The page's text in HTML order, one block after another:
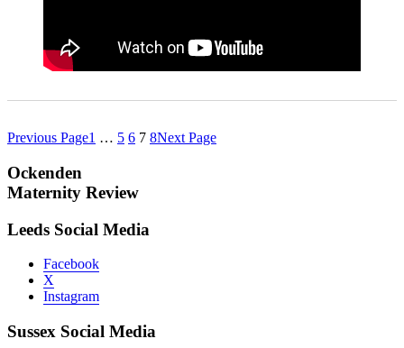
Previous Page1 … 5 6 7 8Next Page
Ockenden
Maternity Review
Leeds Social Media
Facebook
X
Instagram
Sussex Social Media